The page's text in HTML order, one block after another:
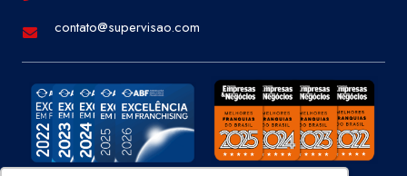
contato@supervisao.com